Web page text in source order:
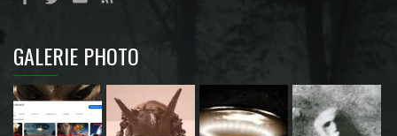
GALERIE PHOTO